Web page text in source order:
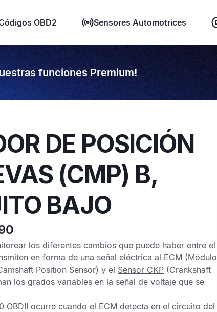
OBD2 Sensores Automotrices
funciones Premium!
DE POSICIÓN
(CMP) B,
BAJO
los diferentes cambios que puede haber entre el
en forma de una señal eléctrica al ECM (Módulo
Position Sensor) y el Sensor CKP (Crankshaft
los grados variables en la señal de voltaje que se
OBDII ocurre cuando el ECM detecta en el circuito del